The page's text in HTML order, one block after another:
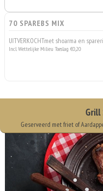
70 SPAREBS MIX
UITVERKOCHTmet shoarma en
Incl. Wettelijke Milieu Toeslag €0,20
Grill
Geserveerd met friet of